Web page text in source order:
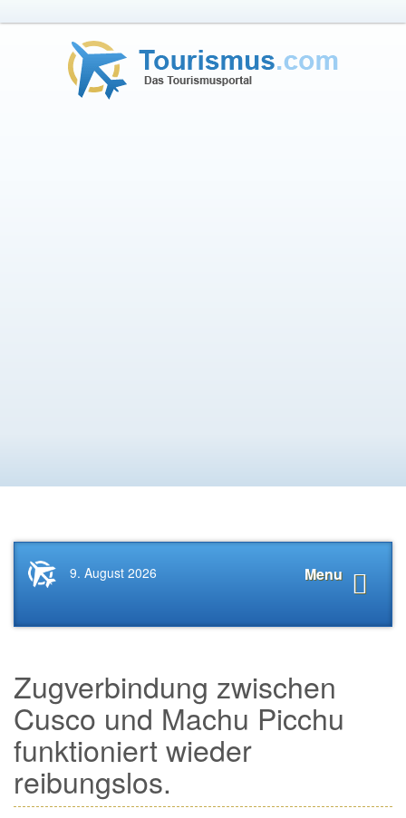
Startseite
News.Tourismus.com
Menu
9. August 2026
Zugverbindung zwischen
Cusco und Machu Picchu
funktioniert wieder
reibungslos.